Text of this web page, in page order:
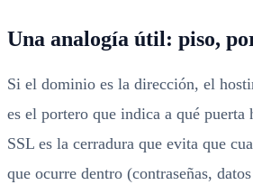
Una analogía útil: piso,
Si el dominio es la dirección, el
es el portero que indica a qué puerta
SSL es la cerradura que evita que
que ocurre dentro (contraseñas,